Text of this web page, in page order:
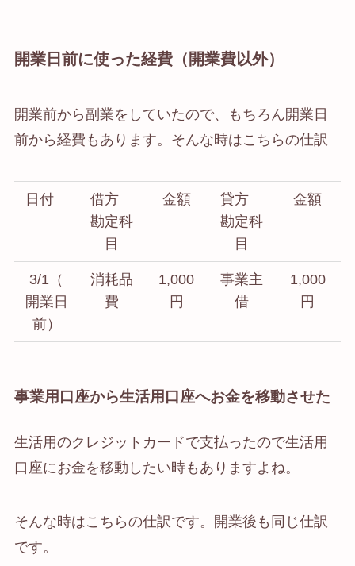
開業日前に使った経費（開業費以外）
開業前から副業をしていたので、もちろん開業日
前から経費もあります。そんな時はこちらの仕訳
日付
借方
勘定科
目
金額
貸方
勘定科
目
金額
3/1（
開業日
前）
消耗品
費
1,000
円
事業主
借
1,000
円
事業用口座から生活用口座へお金を移動させた
生活用のクレジットカードで支払ったので生活用
口座にお金を移動したい時もありますよね。
そんな時はこちらの仕訳です。開業後も同じ仕訳
です。